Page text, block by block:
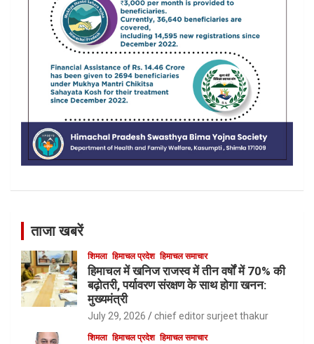
ताजा खबरें
शिमला हिमाचल प्रदेश हिमाचल समाचार
हिमाचल में खनिज राजस्व में तीन वर्षों में 70% की
बढ़ोतरी, पर्यावरण संरक्षण के साथ होगा खनन:
मुख्यमंत्री
July 29, 2026 chief editor surjeet thakur
शिमला हिमाचल प्रदेश हिमाचल समाचार